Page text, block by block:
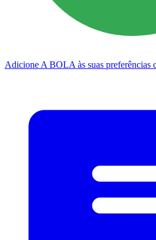
Adicione A BOLA às suas preferências